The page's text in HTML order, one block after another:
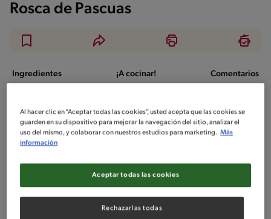
Rosca de Pascuas
Ingredientes ¡A cocinar! Comentarios
No incluido en la receta
Sin nueces de árbol Soy-Free
Sin maní
Ingredientes
Al hacer clic en “Aceptar todas las cookies”, usted acepta que las cookies se
guarden en su dispositivo para mejorar la navegación del sitio, analizar el
uso del mismo, y colaborar con nuestros estudios para marketing. Más
información
Rechazarlas todas
Aceptar todas las cookies